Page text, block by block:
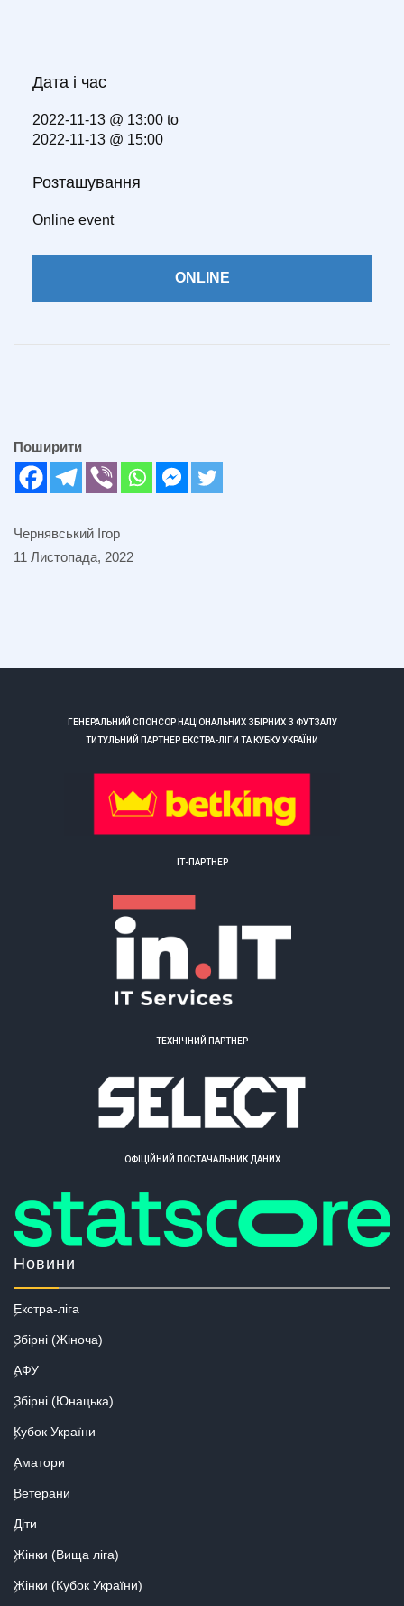
Дата і час
2022-11-13 @ 13:00 to
2022-11-13 @ 15:00
Розташування
Online event
ONLINE
Поширити
Чернявський Ігор
11 Листопада, 2022
ГЕНЕРАЛЬНИЙ СПОНСОР НАЦІОНАЛЬНИХ ЗБІРНИХ З ФУТЗАЛУ
ТИТУЛЬНИЙ ПАРТНЕР ЕКСТРА-ЛІГИ ТА КУБКУ УКРАЇНИ
ІТ-ПАРТНЕР
ТЕХНІЧНИЙ ПАРТНЕР
ОФІЦІЙНИЙ ПОСТАЧАЛЬНИК ДАНИХ
Новини
Екстра-ліга
Збірні (Жіноча)
АФУ
Збірні (Юнацька)
Кубок України
Аматори
Ветерани
Діти
Жінки (Вища ліга)
Жінки (Кубок України)